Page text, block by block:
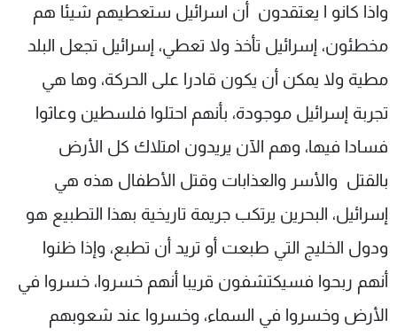
واذا كانو ا يعتقدون أن اسرائيل ستعطيهم شيئا هم
مخطئون، إسرائيل تأخذ ولا تعطي، إسرائيل تجعل البلد
مطية ولا يمكن أن يكون قادرا على الحركة، وها هي
تجربة إسرائيل موجودة، بأنهم احتلوا فلسطين وعاثوا
فسادا فيها، وهم الآن يريدون ‏امتلاك كل الأرض
بالقتل والأسر والعذابات وقتل الأطفال هذه هي
إسرائيل، البحرين ‏يرتكب جريمة تاريخية بهذا التطبيع هو
ودول الخليج التي طبعت أو تريد أن تطبع، وإذا ظنوا
أنهم ربحوا فسيكتشفون قريبا أنهم خسروا، خسروا في
الأرض وخسروا في السماء، وخسروا عند شعوبهم